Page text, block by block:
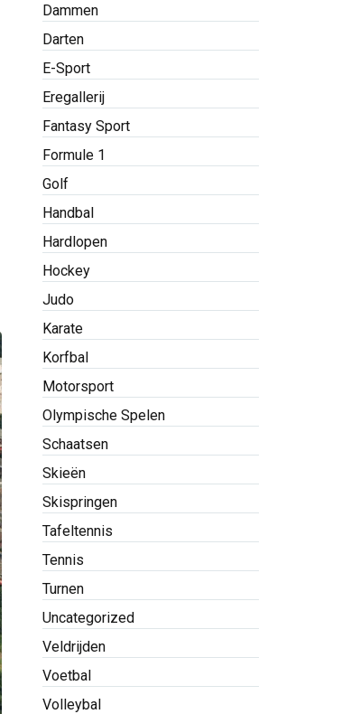
Dammen
Darten
E-Sport
Eregallerij
Fantasy Sport
Formule 1
Golf
Handbal
Hardlopen
Hockey
Judo
Karate
Korfbal
Motorsport
Olympische Spelen
Schaatsen
Skieën
Skispringen
Tafeltennis
Tennis
Turnen
Uncategorized
Veldrijden
Voetbal
Volleybal